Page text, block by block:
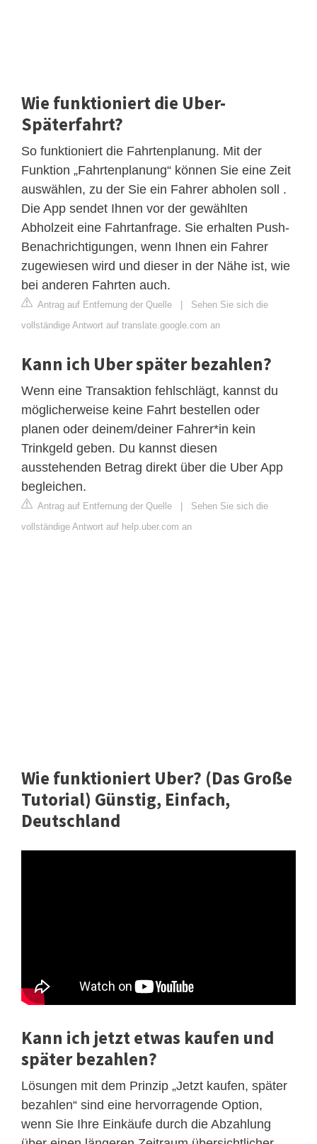
Wie funktioniert die Uber-
Späterfahrt?
So funktioniert die Fahrtenplanung. Mit der
Funktion „Fahrtenplanung“ können Sie eine Zeit
auswählen, zu der Sie ein Fahrer abholen soll .
Die App sendet Ihnen vor der gewählten
Abholzeit eine Fahrtanfrage. Sie erhalten Push-
Benachrichtigungen, wenn Ihnen ein Fahrer
zugewiesen wird und dieser in der Nähe ist, wie
bei anderen Fahrten auch.
Antrag auf Entfernung der Quelle
Sehen Sie sich die
vollständige Antwort auf translate.google.com an
Kann ich Uber später bezahlen?
Wenn eine Transaktion fehlschlägt, kannst du
möglicherweise keine Fahrt bestellen oder
planen oder deinem/deiner Fahrer*in kein
Trinkgeld geben. Du kannst diesen
ausstehenden Betrag direkt über die Uber App
begleichen.
Antrag auf Entfernung der Quelle
Sehen Sie sich die
vollständige Antwort auf help.uber.com an
Wie funktioniert Uber? (Das Große
Tutorial) Günstig, Einfach,
Deutschland
Kann ich jetzt etwas kaufen und
später bezahlen?
Lösungen mit dem Prinzip „Jetzt kaufen, später
bezahlen“ sind eine hervorragende Option,
wenn Sie Ihre Einkäufe durch die Abzahlung